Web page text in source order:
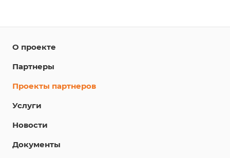
О проекте
Партнеры
Проекты партнеров
Услуги
Новости
Документы